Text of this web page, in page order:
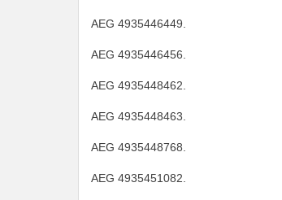
AEG 4935446449.
AEG 4935446456.
AEG 4935448462.
AEG 4935448463.
AEG 4935448768.
AEG 4935451082.